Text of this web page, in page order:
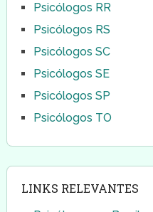
Psicólogos RR
Psicólogos RS
Psicólogos SC
Psicólogos SE
Psicólogos SP
Psicólogos TO
LINKS RELEVANTES